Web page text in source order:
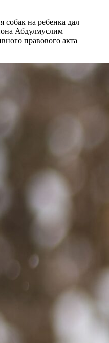
собак на ребенка дал
Абдулмуслим
правового акта